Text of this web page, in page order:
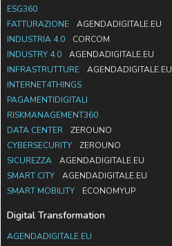
ESG360
FATTURAZIONE
AGENDADIGITALE.EU
INDUSTRIA 4.0
CORCOM
INDUSTRY 4.0
AGENDADIGITALE.EU
INFRASTRUTTURE
AGENDADIGITALE.EU
INTERNET4THINGS
PAGAMENTIDIGITALI
RISKMANAGEMENT360
DATA CENTER
ZEROUNO
CYBERSECURITY
ZEROUNO
SICUREZZA
AGENDADIGITALE.EU
SMART CITY
AGENDADIGITALE.EU
SMART MOBILITY
ECONOMYUP
Digital Transformation
AGENDADIGITALE.EU